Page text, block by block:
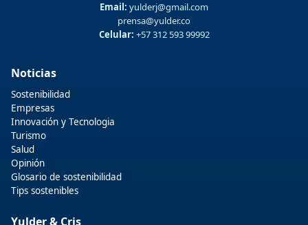
Email: yulderj@gmail.com
prensa@yulder.co
Celular: +57 312 593 99992
Noticias
Sostenibilidad
Empresas
Innovación y Tecnologia
Turismo
Salud
Opinión
Glosario de sostenibilidad
Tips sostenibles
Yulder & Cris